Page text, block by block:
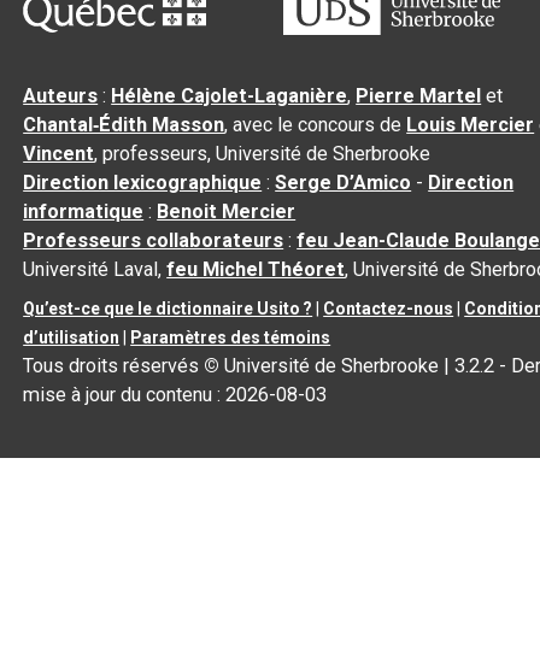
Auteurs : Hélène Cajolet-Laganière, Pierre Martel et
Chantal‑Édith Masson, avec le concours de Louis Mercier
Vincent, professeurs, Université de Sherbrooke
Direction lexicographique :Serge D’Amico - Direction
informatique : Benoit Mercier
Professeurs collaborateurs :feu Jean-Claude
Université Laval,feu Michel Théoret, Université de
Qu’est-ce que le dictionnaire Usito ? Contactez-nous
d’utilisation
Paramètres des témoins
Tous droits réservés © Université de Sherbrooke |3.2.2 -
mise à jour du contenu :2026-08-03